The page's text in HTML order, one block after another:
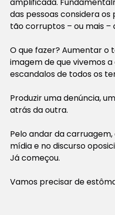
das pessoas considera
tão corruptos – ou mais –
O que fazer? Aumentar o
imagem de que vivemos
escandalos de todos os
Produzir uma denúncia,
atrás da outra.
Pelo andar da
mídia e no discurso
Já começou.
Vamos precisar de